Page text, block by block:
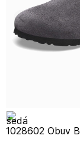
1028602 Obuv